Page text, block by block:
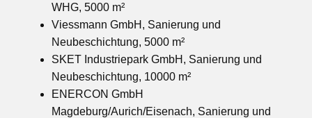
WHG, 5000 m²
Viessmann GmbH, Sanierung und
Neubeschichtung, 5000 m²
SKET Industriepark GmbH, Sanierung und
Neubeschichtung, 10000 m²
ENERCON GmbH
Magdeburg/Aurich/Eisenach, Sanierung und